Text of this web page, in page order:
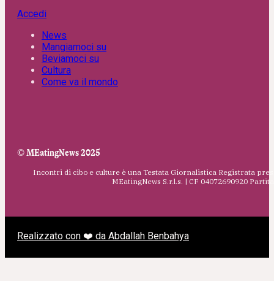
Accedi
News
Mangiamoci su
Beviamoci su
Cultura
Come va il mondo
© MEatingNews 2025
Incontri di cibo e culture è una Testata Giornalistica Registrata
MEatingNews S.r.l.s. | CF 04072690920
Realizzato con ❤️ da Abdallah Benbahya